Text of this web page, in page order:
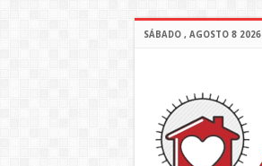
SÁBADO , AGOSTO 8 2026